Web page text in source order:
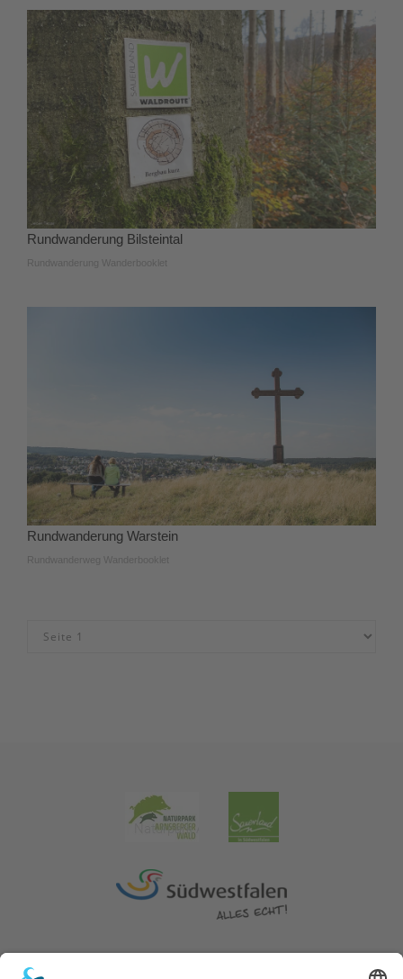
Rundwanderung Bilsteintal
Rundwanderung Wanderbooklet
Rundwanderung Warstein
Rundwanderweg Wanderbooklet